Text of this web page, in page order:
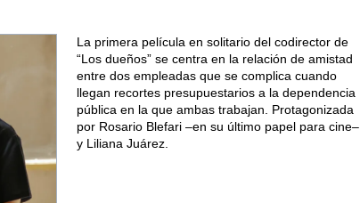
La primera película en solitario del codirector de
“Los dueños” se centra en la relación de amistad
entre dos empleadas que se complica cuando
llegan recortes presupuestarios a la dependencia
pública en la que ambas trabajan. Protagonizada
por Rosario Blefari –en su último papel para cine–
y Liliana Juárez.